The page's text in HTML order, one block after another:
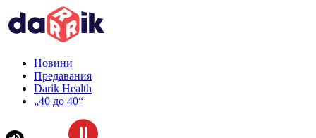
Новини
Предавания
Darik Health
„40 до 40“